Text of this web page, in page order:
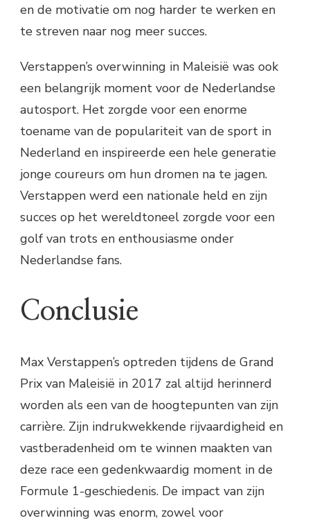
en de motivatie om nog harder te werken en
te streven naar nog meer succes.
Verstappen’s overwinning in Maleisië was ook
een belangrijk moment voor de Nederlandse
autosport. Het zorgde voor een enorme
toename van de populariteit van de sport in
Nederland en inspireerde een hele generatie
jonge coureurs om hun dromen na te jagen.
Verstappen werd een nationale held en zijn
succes op het wereldtoneel zorgde voor een
golf van trots en enthousiasme onder
Nederlandse fans.
Conclusie
Max Verstappen’s optreden tijdens de Grand
Prix van Maleisië in 2017 zal altijd herinnerd
worden als een van de hoogtepunten van zijn
carrière. Zijn indrukwekkende rijvaardigheid en
vastberadenheid om te winnen maakten van
deze race een gedenkwaardig moment in de
Formule 1-geschiedenis. De impact van zijn
overwinning was enorm, zowel voor